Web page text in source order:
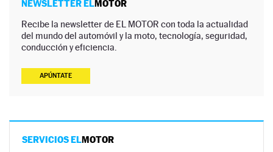
NEWSLETTER ELMOTOR
Recibe la newsletter de EL MOTOR con toda la actualidad
del mundo del automóvil y la moto, tecnología, seguridad,
conducción y eficiencia.
APÚNTATE
SERVICIOS ELMOTOR